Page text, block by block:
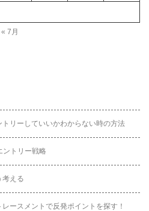
« 7月
トリーしていいかわからない時の方法
ントリー戦略
考える
ースメントで反発ポイントを探す！